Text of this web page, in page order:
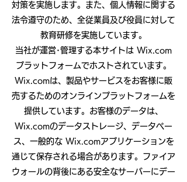
対策を実施します。また、個人情報に関する
法令遵守のため、全従業員及び役員に対して
教育研修を実施しています。
当社が運営･管理する本サイトは Wix.com
プラットフォームでホストされています。
Wix.comは、製品やサービスをお客様に販
売するためのオンラインプラットフォームを
提供しています。お客様のデータは、
Wix.comのデータストレージ、データベー
ス、一般的な Wix.comアプリケーションを
通じて保存される場合があります。ファイア
ウォールの背後にある安全なサーバーにデー